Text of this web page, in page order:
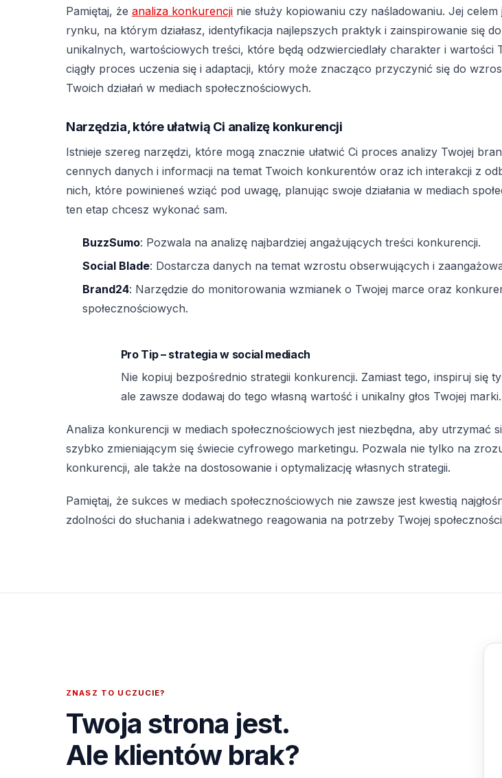
Pamiętaj, że analiza konkurencji nie służy kopiowaniu czy naśladowaniu. Jej
rynku, na którym działasz, identyfikacja najlepszych praktyk i zainspirowanie się
unikalnych, wartościowych treści, które będą odzwierciedlały charakter i wartości
ciągły proces uczenia się i adaptacji, który może znacząco przyczynić się do
Twoich działań w mediach społecznościowych.
Narzędzia, które ułatwią Ci analizę konkurencji
Istnieje szereg narzędzi, które mogą znacznie ułatwić Ci proces analizy Twojej
cennych danych i informacji na temat Twoich konkurentów oraz ich interakcji z
nich, które powinieneś wziąć pod uwagę, planując swoje działania w mediach
ten etap chcesz wykonać sam.
BuzzSumo: Pozwala na analizę najbardziej angażujących treści konkurencji.
Social Blade: Dostarcza danych na temat wzrostu obserwujących i
Brand24: Narzędzie do monitorowania wzmianek o Twojej marce oraz
społecznościowych.
Pro Tip – strategia w social mediach
Nie kopiuj bezpośrednio strategii konkurencji. Zamiast tego, inspiruj się
ale zawsze dodawaj do tego własną wartość i unikalny głos Twojej marki.
Analiza konkurencji w mediach społecznościowych jest niezbędna, aby utrzymać
szybko zmieniającym się świecie cyfrowego marketingu. Pozwala nie tylko na
konkurencji, ale także na dostosowanie i optymalizację własnych strategii.
Pamiętaj, że sukces w mediach społecznościowych nie zawsze jest kwestią
zdolności do słuchania i adekwatnego reagowania na potrzeby Twojej
ZNASZ TO UCZUCIE?
Twoja strona jest.
Ale klientów brak?